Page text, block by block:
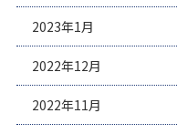
2023年1月
2022年12月
2022年11月